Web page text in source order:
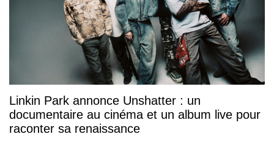
Linkin Park annonce Unshatter : un
documentaire au cinéma et un album live pour
raconter sa renaissance